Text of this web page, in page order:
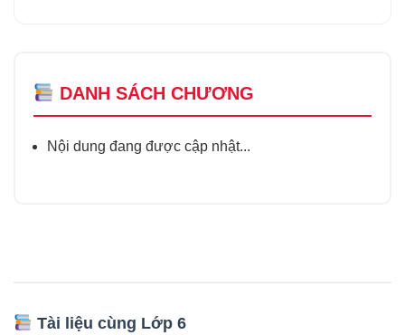
DANH SÁCH CHƯƠNG
Nội dung đang được cập nhật...
Tài liệu cùng Lớp 6